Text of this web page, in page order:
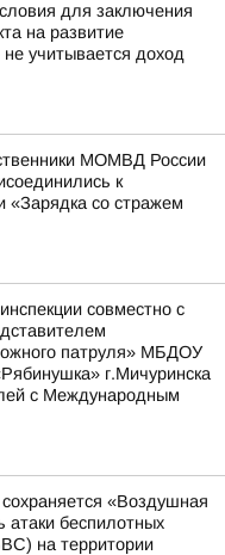
для заключения
на развитие
учитывается доход
МОМВД России
к
«Зарядка со стражем
совместно с
патруля» МБДОУ
г.Мичуринска
с Международным
«Воздушная
атаки беспилотных
на территории